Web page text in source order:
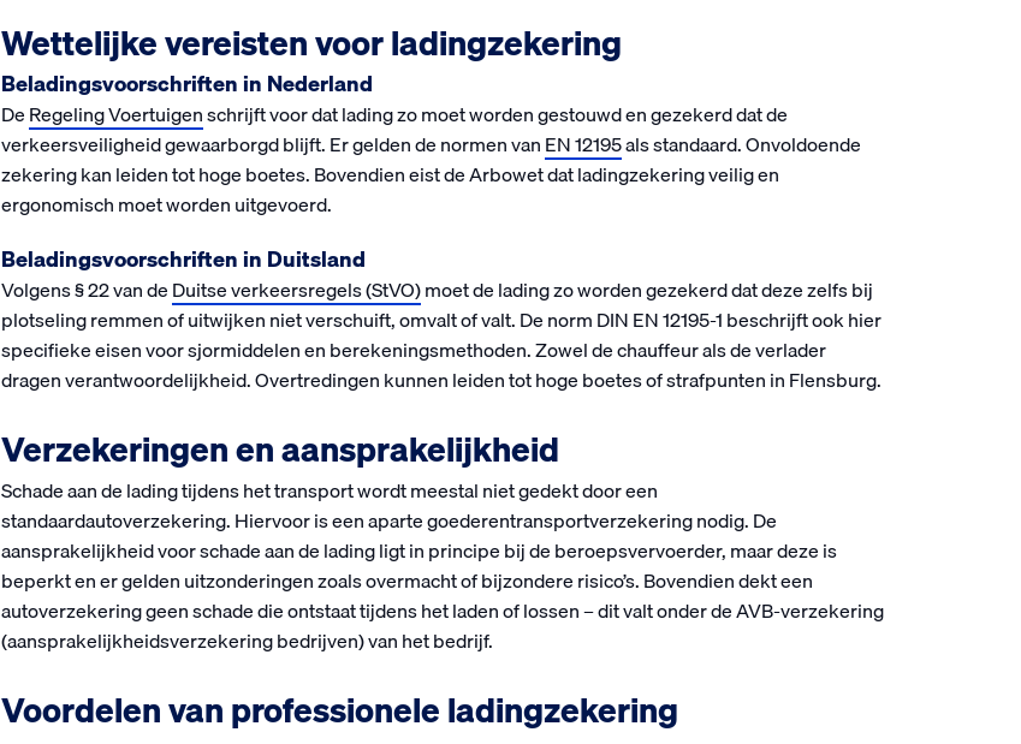
Wettelijke vereisten voor ladingzekering
Beladingsvoorschriften in Nederland
DeRegeling Voertuigenschrijft voor dat lading zo moet worden gestouwd en gezekerd dat de
verkeersveiligheid gewaarborgd blijft. Er gelden de normen vanEN 12195als standaard. Onvoldoende
zekering kan leiden tot hoge boetes. Bovendien eist de Arbowet dat ladingzekering veilig en
ergonomisch moet worden uitgevoerd.
Beladingsvoorschriften in Duitsland
Volgens § 22 van deDuitse verkeersregels (StVO)moet de lading zo worden gezekerd dat deze zelfs bij
plotseling remmen of uitwijken niet verschuift, omvalt of valt. De norm DIN EN 12195-1 beschrijft ook hier
specifieke eisen voor sjormiddelen en berekeningsmethoden. Zowel de chauffeur als de verlader
dragen verantwoordelijkheid. Overtredingen kunnen leiden tot hoge boetes of strafpunten in Flensburg.
Verzekeringen en aansprakelijkheid
Schade aan de lading tijdens het transport wordt meestal niet gedekt door een
standaardautoverzekering. Hiervoor is een aparte goederentransportverzekering nodig. De
aansprakelijkheid voor schade aan de lading ligt in principe bij de beroepsvervoerder, maar deze is
beperkt en er gelden uitzonderingen zoals overmacht of bijzondere risico’s. Bovendien dekt een
autoverzekering geen schade die ontstaat tijdens het laden of lossen – dit valt onder de AVB-verzekering
(aansprakelijkheidsverzekering bedrijven) van het bedrijf.
Voordelen van professionele ladingzekering